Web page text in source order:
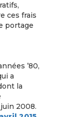
ces frais
portage
’80,
a
la
2008.